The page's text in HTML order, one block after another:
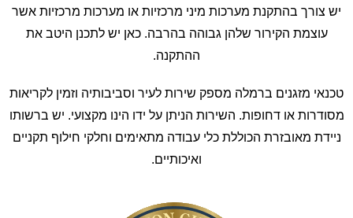
יש צורך בהתקנת מערכות מיני מרכזיות או מערכות מרכזיות אשר
עוצמת הקירור שלהן גבוהה בהרבה. כאן יש לתכנן היטב את
ההתקנה.
טכנאי מזגנים ברמלה מספק שירות לעיר וסביבותיה וזמין לקריאות
מסודרות או דחופות. השירות הניתן על ידו הינו מקצועי. יש ברשותו
ניידת מאובזרת הכוללת כלי עבודה מתאימים וחלקי חילוף תקניים
ואיכותיים.